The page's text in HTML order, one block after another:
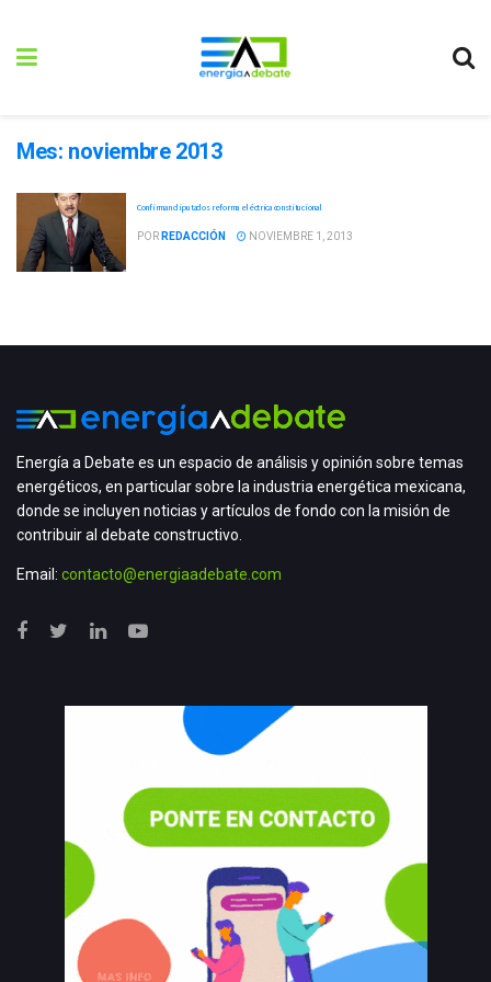
Mes: noviembre 2013
Confirman diputados reforma eléctrica constitucional
POR REDACCIÓN NOVIEMBRE 1, 2013
Energía a Debate es un espacio de análisis y opinión sobre temas
energéticos, en particular sobre la industria energética mexicana,
donde se incluyen noticias y artículos de fondo con la misión de
contribuir al debate constructivo.
Email: contacto@energiaadebate.com